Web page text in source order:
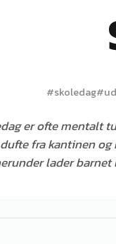
#skoledag#
er ofte mentalt
fra kantinen
lader barnet